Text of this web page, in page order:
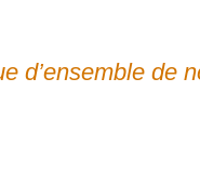
d’ensemble de